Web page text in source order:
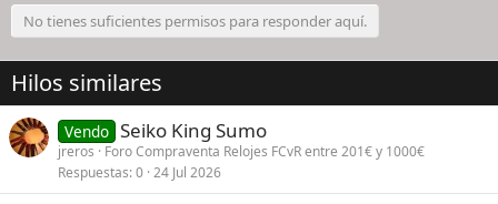
No tienes suficientes permisos para responder aquí.
Hilos similares
Vendo Seiko King Sumo
jreros
Foro Compraventa Relojes FCvR entre 201€ y 1000€
Respuestas 0 24 Jul 2026